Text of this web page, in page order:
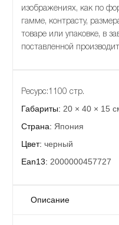
изображениях, как по
гамме, контрасту,
товаре или упаковке, в
поставленной
Ресурс:1100 стр.
Габариты: 20 × 40 × 15
Страна: Япония
Цвет: черный
Ean13: 2000000457727
Описание